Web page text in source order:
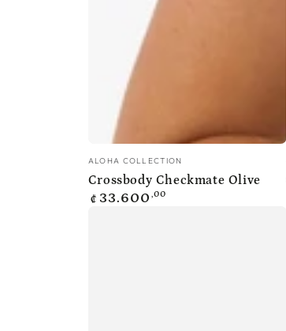
Checkmate
Olive
Vendedor:
ALOHA COLLECTION
Crossbody Checkmate Olive
Precio
₡ 33.600 ,00